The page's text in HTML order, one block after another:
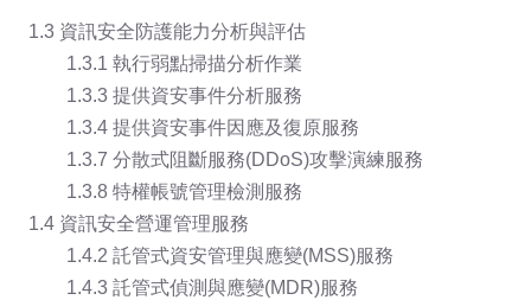
1.3 資訊安全防護能力分析與評估
1.3.1 執行弱點掃描分析作業
1.3.3 提供資安事件分析服務
1.3.4 提供資安事件因應及復原服務
1.3.7 分散式阻斷服務(DDoS)攻擊演練服務
1.3.8 特權帳號管理檢測服務
1.4 資訊安全營運管理服務
1.4.2 託管式資安管理與應變(MSS)服務
1.4.3 託管式偵測與應變(MDR)服務